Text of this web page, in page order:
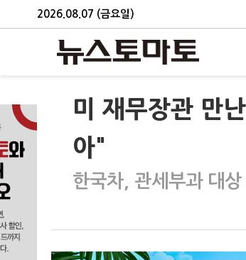
2026.08.07 (금요일)
미 재무장관 만
아"
한국차, 관세부과 대